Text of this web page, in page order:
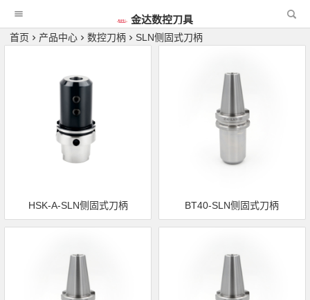
金达数控刀具
首页 产品中心 数控刀柄 SLN侧固式刀柄
HSK-A-SLN侧固式刀柄 BT40-SLN侧固式刀柄